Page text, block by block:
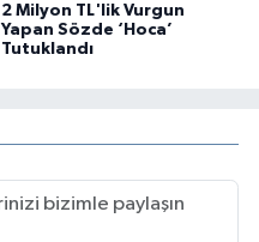
2 Milyon TL'lik Vurgun
Yapan Sözde ‘Hoca’
Tutuklandı